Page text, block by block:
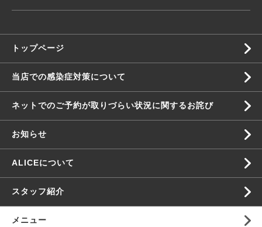
トップページ
当店での感染症対策について
ネットでのご予約が取りづらい状況に関するお詫び
お知らせ
ALICEについて
スタッフ紹介
メニュー